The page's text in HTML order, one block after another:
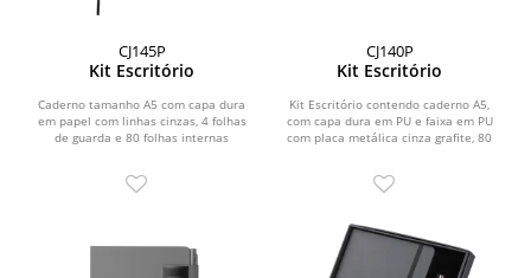
CJ145P
Kit Escritório
Caderno tamanho A5 com capa dura
em papel com linhas cinzas, 4 folhas
de guarda e 80 folhas internas
CJ140P
Kit Escritório
Kit Escritório contendo caderno A5,
com capa dura em PU e faixa em PU
com placa metálica cinza grafite, 80